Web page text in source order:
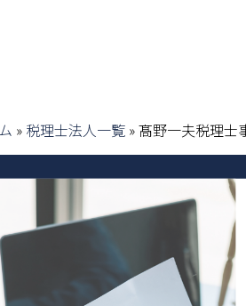
» 税理士法人一覧 »髙野一夫税理士